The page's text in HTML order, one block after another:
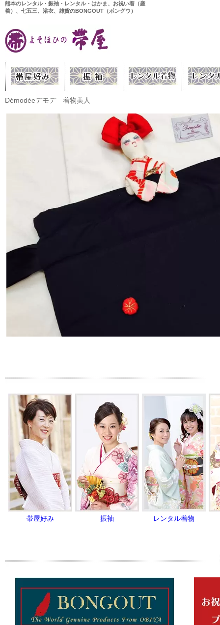
熊本のレンタル・振袖・レンタル・はかま、お祝い着（産
着）、七五三、浴衣、雑貨のBONGOUT（ボングウ）
Démodéeデモデ 着物美人
帯屋好み 振袖 レンタル着物